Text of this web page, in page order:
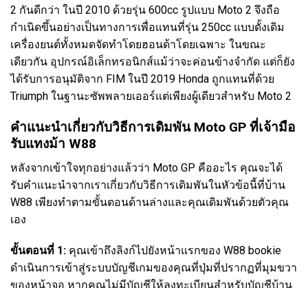
2 กันดีกว่า ในปี 2010 ด้วยรุ่น 600cc รูปแบบ Moto 2 จึงถือ
กำเนิดขึ้นอย่างเป็นทางการเพื่อแทนที่รุ่น 250cc แบบดั้งเดิม
เครื่องยนต์ทั้งหมดจัดทำโดยฮอนด้าโดยเฉพาะ ในขณะ
เดียวกัน อุปกรณ์อิเล็กทรอนิกส์แม้ว่าจะค่อนข้างจำกัด แต่ก็ยัง
ได้รับการอนุมัติจาก FIM ในปี 2019 Honda ถูกแทนที่ด้วย
Triumph ในฐานะซัพพลายเออร์แต่เพียงผู้เดียวสำหรับ Moto 2
คำแนะนำเกี่ยวกับวิธีการเดิมพัน Moto GP ที่เจ้ามือ
รับแทงม้า W88
หลังจากเข้าใจทุกอย่างแล้วว่า Moto GP คืออะไร คุณจะได้
รับคำแนะนำจากเราเกี่ยวกับวิธีการเดิมพันในหัวข้อนี้ที่บ้าน
W88 เพียงทำตามขั้นตอนด้านล่างและคุณเดิมพันด้วยตัวคุณ
เอง
ขั้นตอนที่ 1: คุณเข้าถึงลิงก์ไปยังหน้าแรกของ W88 bookie
ดำเนินการเข้าสู่ระบบบัญชีเกมของคุณที่ปุ่มที่ปรากฏที่มุมขวา
ของหน้าจอ หากคุณไม่มีบัญชีให้ลงทะเบียนสำหรับบัญชีบ้าน